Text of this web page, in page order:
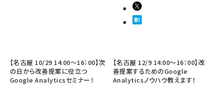
【名古屋 10/29 14:00～16：00】次
の日から改善提案に役立つ
Google Analyticsセミナー！
【名古屋 12/9 14:00～16：00】改
善提案するためのGoogle
Analyticsノウハウ教えます！